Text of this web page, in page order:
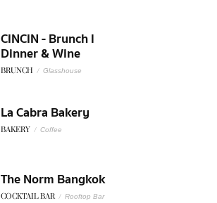
CINCIN - Brunch l
Dinner & Wine
BRUNCH / Glasshouse
La Cabra Bakery
BAKERY / Coffee
The Norm Bangkok
COCKTAIL BAR / Rooftop Bar